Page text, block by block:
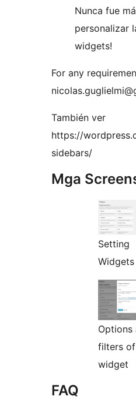
Nunca fue
personalizar
widgets!
For any
También ver
https://
sidebars/
Mga
Setting
Widgets
Options
filters
widget
FAQ